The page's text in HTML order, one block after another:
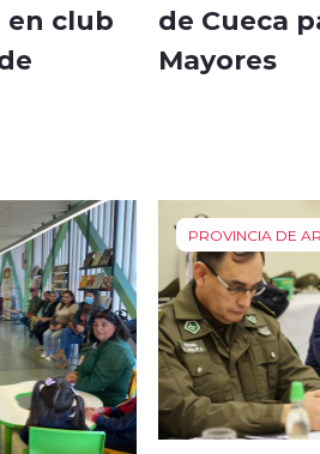
club
de Cueca
Mayores
PROVINCIA DE